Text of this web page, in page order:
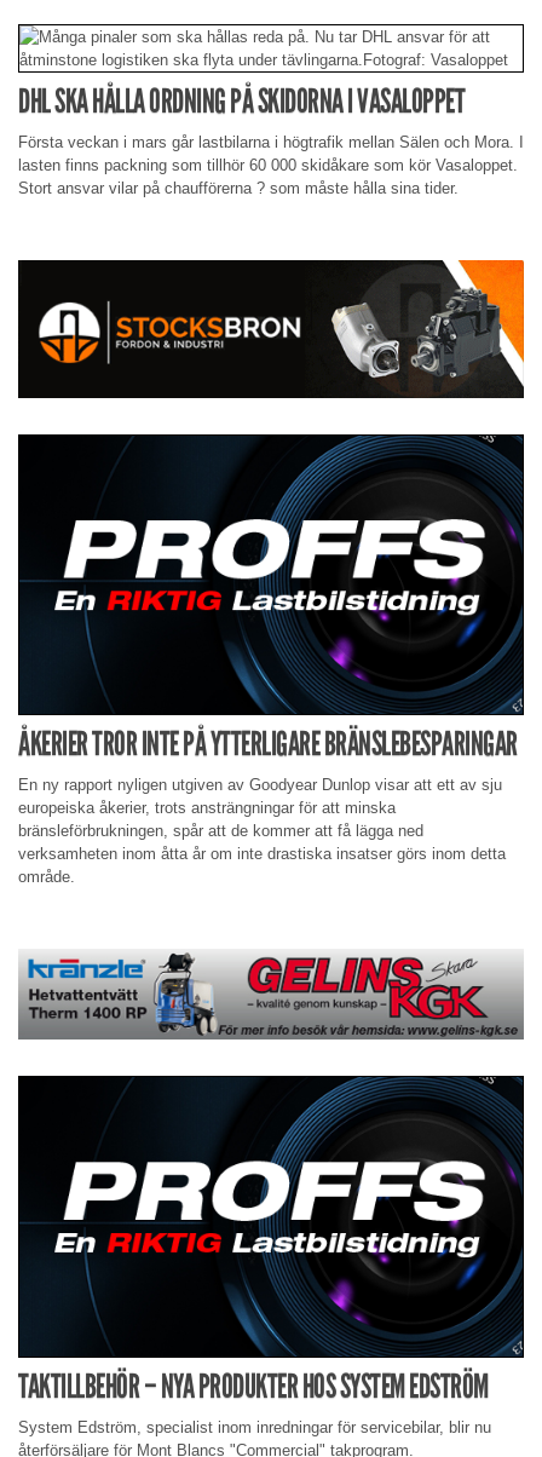
DHL SKA HÅLLA ORDNING PÅ SKIDORNA I VASALOPPET
Första veckan i mars går lastbilarna i högtrafik mellan Sälen och Mora. I
lasten finns packning som tillhör 60 000 skidåkare som kör Vasaloppet.
Stort ansvar vilar på chaufförerna ? som måste hålla sina tider.
ÅKERIER TROR INTE PÅ YTTERLIGARE BRÄNSLEBESPARINGAR
En ny rapport nyligen utgiven av Goodyear Dunlop visar att ett av sju
europeiska åkerier, trots ansträngningar för att minska
bränsleförbrukningen, spår att de kommer att få lägga ned
verksamheten inom åtta år om inte drastiska insatser görs inom detta
område.
TAKTILLBEHÖR – NYA PRODUKTER HOS SYSTEM EDSTRÖM
System Edström, specialist inom inredningar för servicebilar, blir nu
återförsäljare för Mont Blancs "Commercial" takprogram.